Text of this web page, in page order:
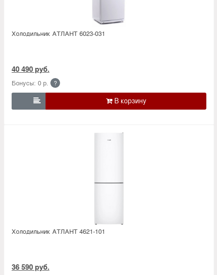
Холодильник АТЛАНТ 6023-031
40 490 руб.
Бонусы: 0 р. ?

Холодильник АТЛАНТ 4621-101
36 590 руб.